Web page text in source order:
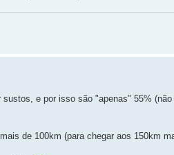
e por isso são "apenas" 55%
de 100km (para chegar aos 150km